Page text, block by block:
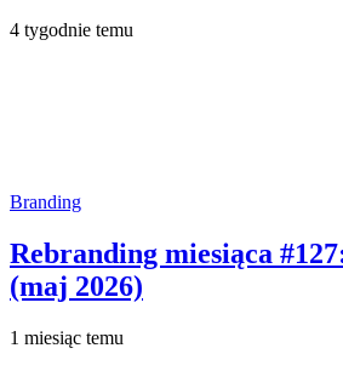
4 tygodnie temu
Branding
Rebranding miesiąca
(maj 2026)
1 miesiąc temu